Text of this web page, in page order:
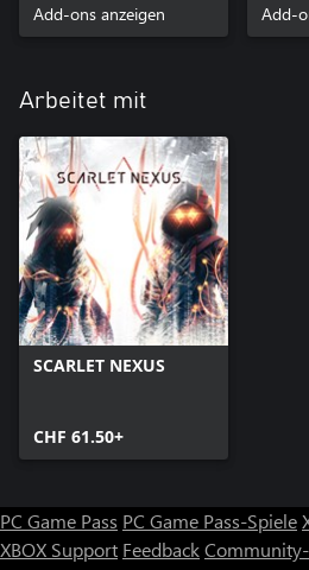
Catcher"
Add-ons anzeigen Add-
Arbeitet mit
SCARLET NEXUS
CHF 61.50+
PC Game Pass PC Game Pass-Spiele
XBOX Support Feedback